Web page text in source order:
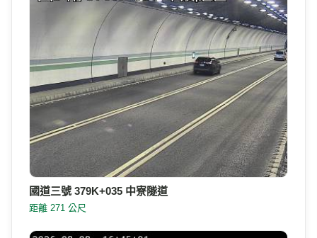
國道三號 379K+035 中寮隧道
距離 271 公尺